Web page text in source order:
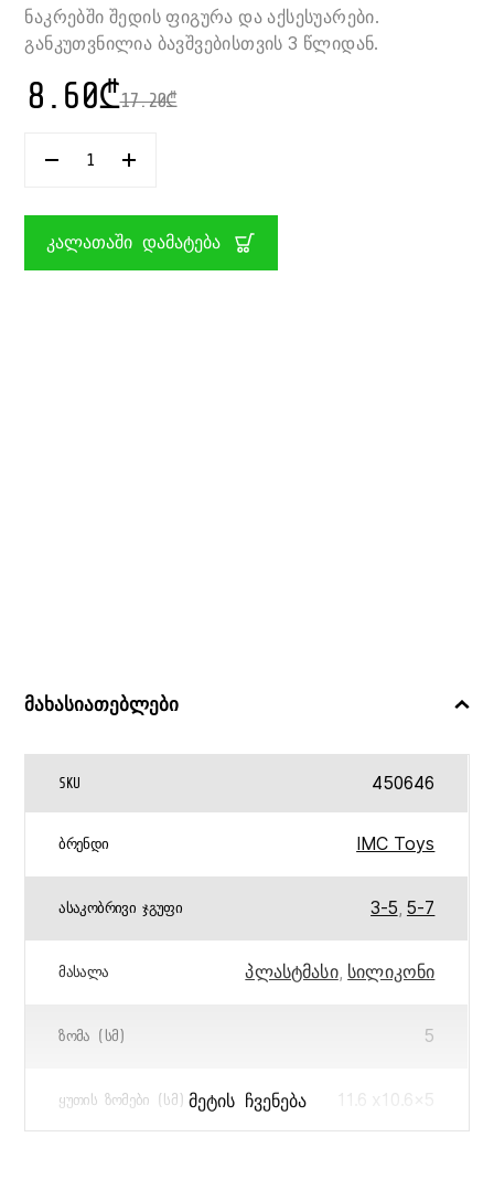
ნაკრებში შედის ფიგურა და აქსესუარები.
განკუთვნილია ბავშვებისთვის 3 წლიდან.
17.20₾
8.60₾
ᲠᲐᲝᲓᲔᲜᲝᲑᲐ:
CRY
MAGIC
STAR
ᲙᲐᲚᲐᲗᲐᲨᲘ ᲓᲐᲛᲐᲢᲔᲑᲐ
მახასიათებლები
SKU 450646
ᲑᲠᲔᲜᲓᲘ IMC Toys
ᲐᲡᲐᲙᲝᲑᲠᲘᲕᲘ ᲯᲒᲣᲤᲘ 3-5, 5-7
ᲛᲐᲡᲐᲚᲐ პლასტმასი, სილიკონი
ᲖᲝᲛᲐ (ᲡᲛ) 5
ᲧᲣᲗᲘᲡ ᲖᲝᲛᲔᲑᲘ (ᲡᲛ) 11.6 x10.6×5
ᲛᲔᲢᲘᲡ ᲩᲕᲔᲜᲔᲑᲐ